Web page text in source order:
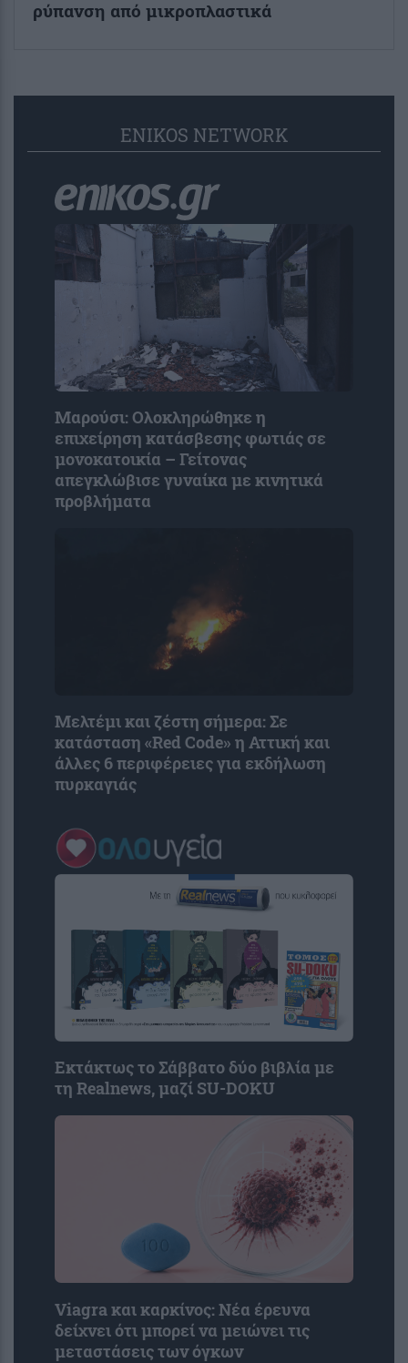
ρύπανση από μικροπλαστικά
ENIKOS NETWORK
Μαρούσι: Ολοκληρώθηκε η
επιχείρηση κατάσβεσης φωτιάς σε
μονοκατοικία – Γείτονας
απεγκλώβισε γυναίκα με κινητικά
προβλήματα
Μελτέμι και ζέστη σήμερα: Σε
κατάσταση «Red Code» η Αττική και
άλλες 6 περιφέρειες για εκδήλωση
πυρκαγιάς
Εκτάκτως το Σάββατο δύο βιβλία με
τη Realnews, μαζί SU-DOKU
Viagra και καρκίνος: Νέα έρευνα
δείχνει ότι μπορεί να μειώνει τις
μεταστάσεις των όγκων